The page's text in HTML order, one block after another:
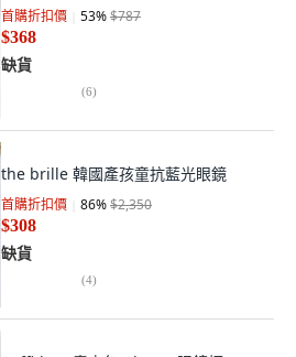
首購折扣價 53%$787
$368
缺貨
(6)
the brille 韓國產孩童抗藍光眼鏡
首購折扣價 86%$2,350
$308
缺貨
(4)